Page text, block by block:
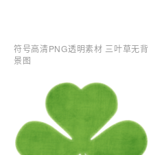
符号高清PNG透明素材 三叶草无背
景图